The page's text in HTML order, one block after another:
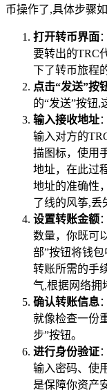
币操作了,具体步骤如
打开转币界面
要转出的TRC
下了转币旅程
点击“发送”按
的“发送”按钮,
输入接收地址
输入对方的
描图标，使用
地址，在此过
地址的准确性
了线的风筝,丢
设置转账金额
数量，你既可
部”按钮将钱
转账所需的手
气,根据网络拥
确认转账信息
就像检查一份
步”按钮。
进行身份验证
输入密码、使
是保障你资产